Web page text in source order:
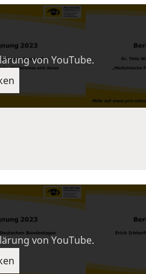
von YouTube.
von YouTube.